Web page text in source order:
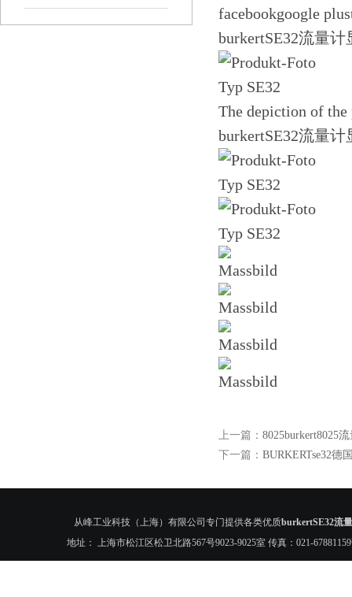
facebookgoogle
burkertSE32流量
The depiction of
burkertSE32流量
上一篇： 8025burkert8025
下一篇： BURKERTse32德
从峰工业科技（上海）有限公司专门提供各类优质burkertSE32流
地址： 上海市松江区松卫北路567号9023-9025室 传真：021-